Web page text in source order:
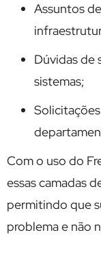
Assuntos
Dúvidas de
sistemas;
Com o uso do
essas camadas
permitindo que
problema e não